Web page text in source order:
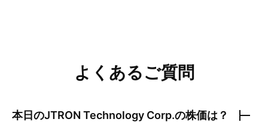
よくあるご質問
本日のJTRON Technology Corp.の株価は？